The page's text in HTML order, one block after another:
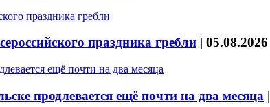
праздника гребли | 05.08.2026
продлевается ещё почти на два месяца |